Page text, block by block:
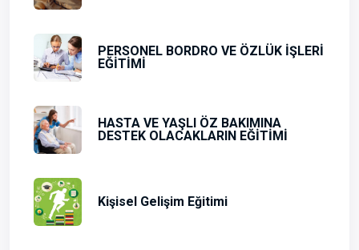
PERSONEL BORDRO VE ÖZLÜK İŞLERİ
EĞİTİMİ
HASTA VE YAŞLI ÖZ BAKIMINA
DESTEK OLACAKLARIN EĞİTİMİ
Kişisel Gelişim Eğitimi